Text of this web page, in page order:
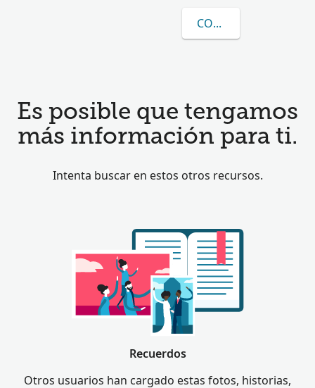
CONOCER MÁS
Es posible que tengamos
más información para ti.
Intenta buscar en estos otros recursos.
Recuerdos
Otros usuarios han cargado estas fotos, historias,